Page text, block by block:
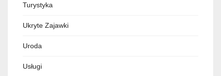
Turystyka
Ukryte Zajawki
Uroda
Usługi